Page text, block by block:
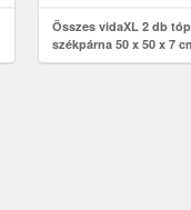
Összes vidaXL 2 db
székpárna 50 x 50 x 7